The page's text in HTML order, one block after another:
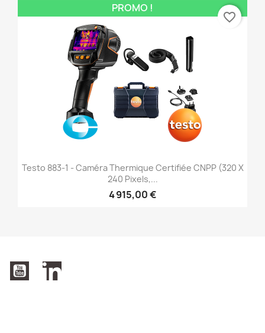
Testo 883-1 - Caméra Thermique Certifiée CNPP (320 X
240 Pixels,...
4 915,00 €
PROMO !
favorite_border
YouTubeLinkedIn